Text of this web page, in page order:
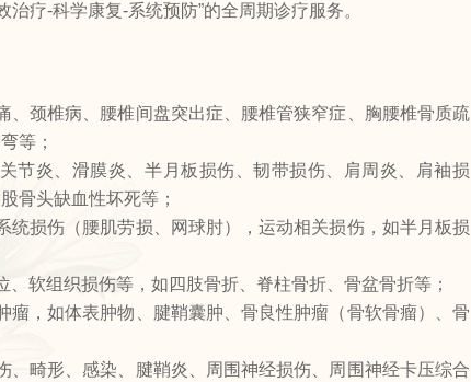
治疗-科学康复-系统预防”的全周期诊疗服务。
、颈椎病、腰椎间盘突出症、腰椎管狭窄症、胸腰椎骨质疏
等；
节炎、滑膜炎、半月板损伤、韧带损伤、肩周炎、肩袖损
骨头缺血性坏死等；
统损伤（腰肌劳损、网球肘），运动相关损伤，如半月板损
、软组织损伤等，如四肢骨折、脊柱骨折、骨盆骨折等；
瘤，如体表肿物、腱鞘囊肿、骨良性肿瘤（骨软骨瘤）、骨
、畸形、感染、腱鞘炎、周围神经损伤、周围神经卡压综合